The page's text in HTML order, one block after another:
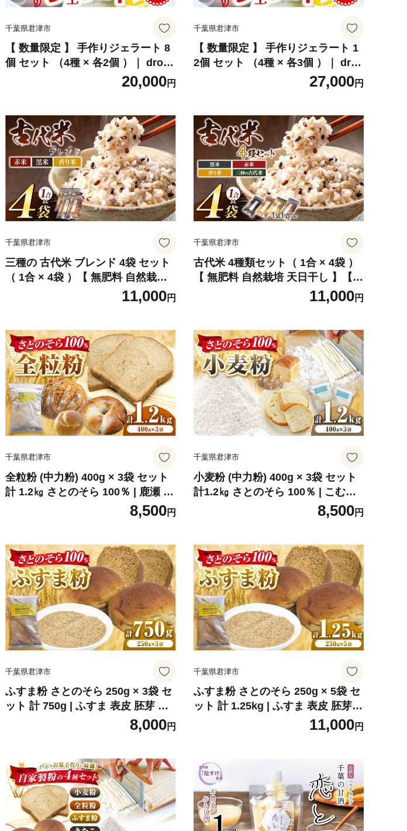
千葉県君津市
【 数量限定 】 手作りジェラート 8
個 セット （4種 × 各2個 ）｜ drops
farm ドロップスファーム 地域地消
てづくり ジェラート スイーツ ソル
ちじく レモン ラズベリー ブラック
ベリー トマト 紅茶 オススメ 千葉県
君津市 きみつ
20,000円
千葉県君津市
【 数量限定 】 手作りジェラート 1
2個 セット （4種 × 各3個 ）｜ drop
s farm ドロップスファーム 地域地
消 てづくり ジェラート スイーツ ソ
いちじく レモン ラズベリー ブラッ
クベリー トマト 紅茶 オススメ 千葉
県 君津市 きみつ
27,000円
千葉県君津市
三種の 古代米 ブレンド 4袋 セット
（ 1合 × 4袋 ）【 無肥料 自然栽培
天日干し 】【 農薬：栽培期間中不
使用 】 | ののま自然農園 米 こめ お
かまい くろまい かおりまい 雑穀 千
葉県 君津市
11,000円
千葉県君津市
古代米 4種類セット（ 1合 × 4袋 ）
【 無肥料 自然栽培 天日干し 】【
農薬：栽培期間中不使用 】 | ののま
自然農園 米 こめ お米 赤米 黒米 香
かおりまい 雑穀 千葉県 君津市
11,000円
千葉県君津市
全粒粉 (中力粉) 400g × 3袋 セット
計 1.2㎏ さとのそら 100％ | 鹿瀬 は
小麦 こむぎ 小分け パン お菓子作り
8,500円
千葉県君津市
小麦粉 (中力粉) 400g × 3袋 セット
計1.2㎏ さとのそら 100％ | こむぎ
こ 中力粉 中力 小麦 こむぎ 小分け
8,500円
千葉県君津市
ふすま粉 さとのそら 250g × 3袋 セ
ット 計 750g | ふすま 表皮 胚芽 小
麦 こむぎ 小分け パン お菓子作り
鹿瀬 はらっぱ 千葉県 君津市
8,000円
千葉県君津市
ふすま粉 さとのそら 250g × 5袋 セ
ット 計 1.25kg | ふすま 表皮 胚芽
小麦 こむぎ 小分け パン お菓子作り
鹿瀬 はらっぱ 千葉県 君津市
11,000円